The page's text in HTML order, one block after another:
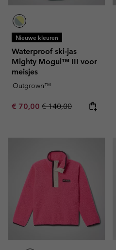
Nieuwe kleuren
Waterproof ski-jas
Mighty Mogul™ III voor
meisjes
Outgrown™
Sale price:
€ 70,00 Regular price:
€ 140,00